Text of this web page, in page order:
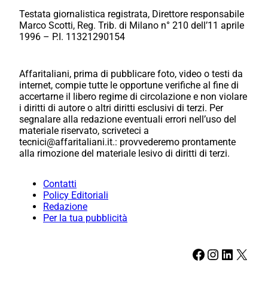
Testata giornalistica registrata, Direttore responsabile
Marco Scotti, Reg. Trib. di Milano n° 210 dell’11 aprile
1996 – P.I. 11321290154
Affaritaliani, prima di pubblicare foto, video o testi da
internet, compie tutte le opportune verifiche al fine di
accertarne il libero regime di circolazione e non violare
i diritti di autore o altri diritti esclusivi di terzi. Per
segnalare alla redazione eventuali errori nell’uso del
materiale riservato, scriveteci a
tecnici@affaritaliani.it.: provvederemo prontamente
alla rimozione del materiale lesivo di diritti di terzi.
Contatti
Policy Editoriali
Redazione
Per la tua pubblicità
Facebook Instagram LinkedIn X